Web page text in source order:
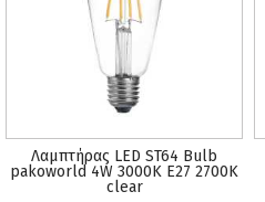
Λαμπτήρας LED ST64 Bulb
pakoworld 4W 3000K E27 2700K
clear